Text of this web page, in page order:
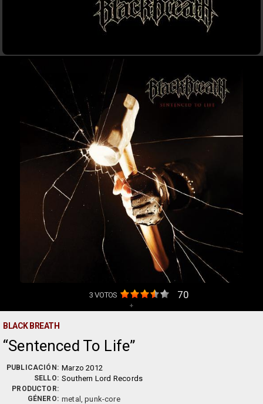
3VOTOS 70
+
BLACK BREATH
Sentenced To Life
PUBLICACIÓN: Marzo 2012
SELLO: Southern Lord Records
PRODUCTOR:
GÉNERO: metal, punk-core